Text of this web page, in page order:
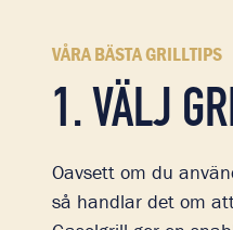
VÅRA BÄSTA GRILLTIPS
1. VÄLJ
Oavsett om du
så handlar det om